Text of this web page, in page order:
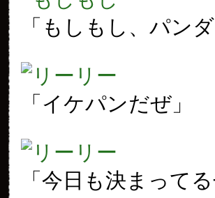
「もしもし、パン
「イケパンだぜ」
「今日も決まってる